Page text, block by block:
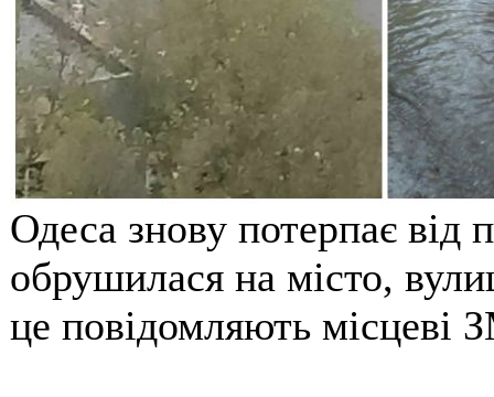
Одеса знову потерпає від
обрушилася на місто,
це повідомляють місцеві